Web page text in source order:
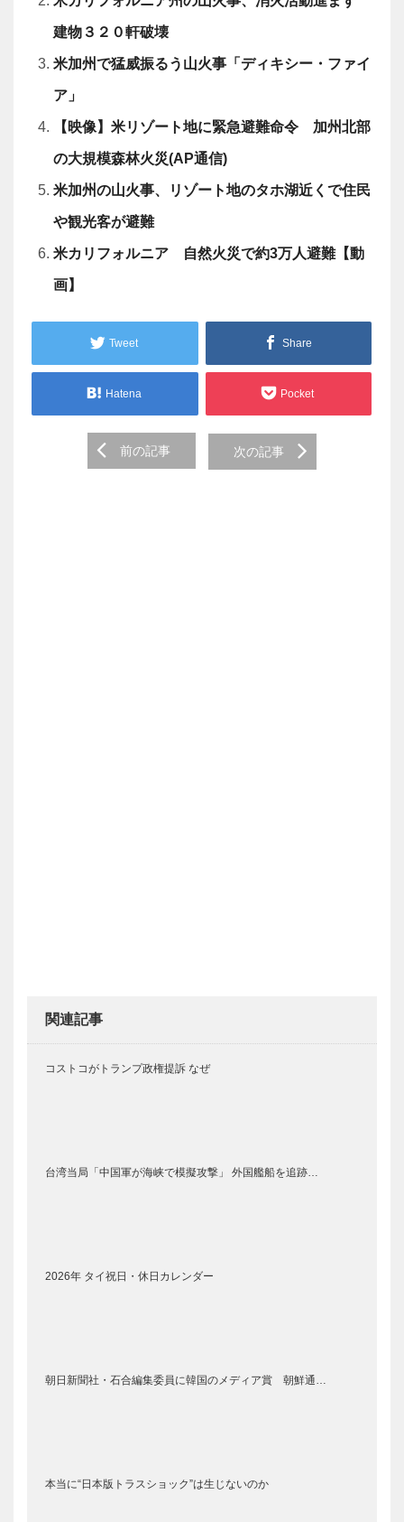
建物３２０軒破壊
米加州で猛威振るう山火事「ディキシー・ファイ
ア」
【映像】米リゾート地に緊急避難命令 加州北部
の大規模森林火災(AP通信)
米加州の山火事、リゾート地のタホ湖近くで住民
や観光客が避難
米カリフォルニア 自然火災で約3万人避難【動
画】
Tweet Share
Hatena Pocket
navigation
前の記事 次の記事
関連記事
コストコがトランプ政権提訴 なぜ
台湾当局「中国軍が海峡で模擬攻撃」 外国艦船を追跡…
2026年 タイ祝日・休日カレンダー
朝日新聞社・石合編集委員に韓国のメディア賞 朝鮮通…
本当に“日本版トラスショック”は生じないのか